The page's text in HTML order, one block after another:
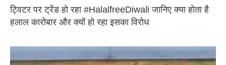
ट्विटर पर ट्रेंड हो रहा #HalalfreeDiwali जानिए क्या होता है
हलाल कारोबार और क्यों हो रहा इसका विरोध